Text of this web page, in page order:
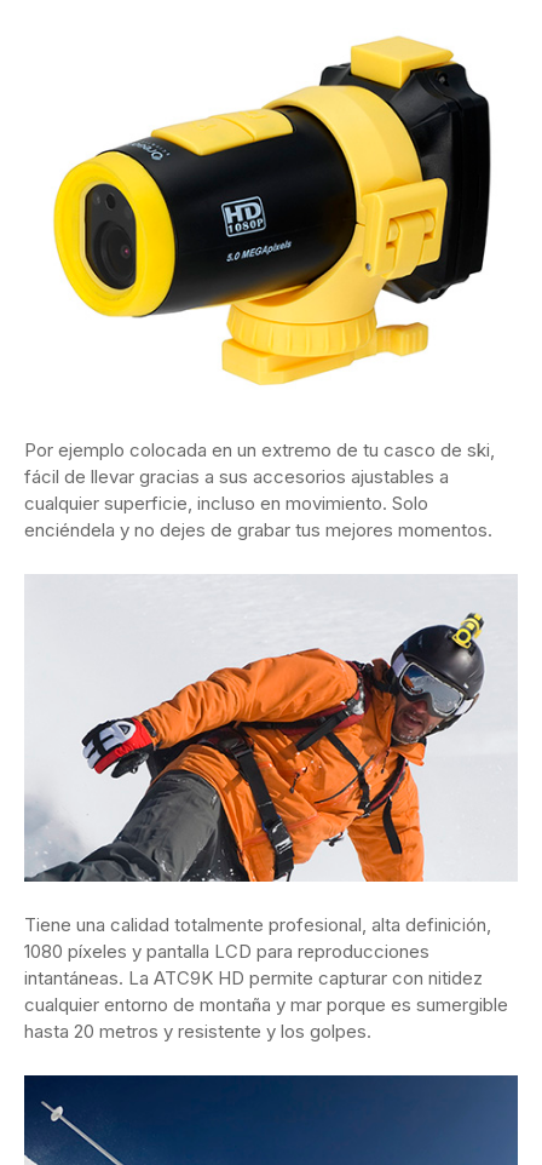
Por ejemplo colocada en un extremo de tu casco de ski,
fácil de llevar gracias a sus accesorios ajustables a
cualquier superficie, incluso en movimiento. Solo
enciéndela y no dejes de grabar tus mejores momentos.
Tiene una calidad totalmente profesional, alta definición,
1080 píxeles y pantalla LCD para reproducciones
intantáneas. La ATC9K HD permite capturar con nitidez
cualquier entorno de montaña y mar porque es sumergible
hasta 20 metros y resistente y los golpes.